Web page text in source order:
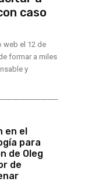
caso
web el 12 de
formar a miles
y
en el
para
de Oleg
de